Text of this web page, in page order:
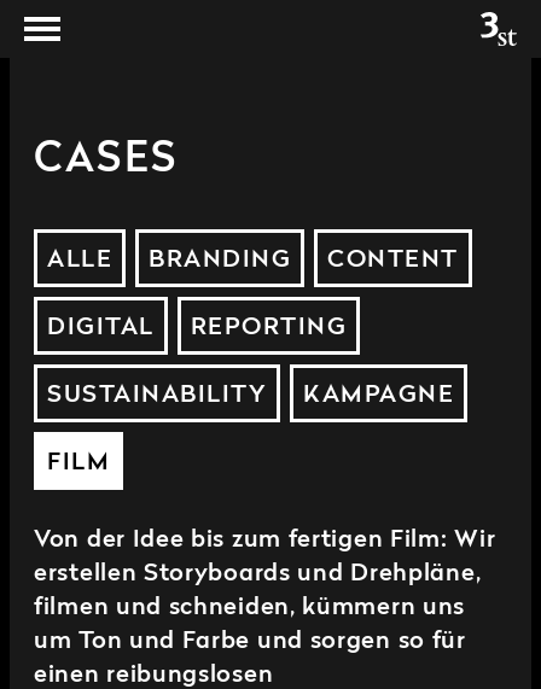
CASES
ALLE BRANDING CONTENT
DIGITAL REPORTING
SUSTAINABILITY KAMPAGNE
FILM
Von der Idee bis zum fertigen Film: Wir
erstellen Storyboards und Drehpläne,
filmen und schneiden, kümmern uns
um Ton und Farbe und sorgen so für
einen reibungslosen